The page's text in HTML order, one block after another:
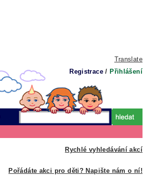
Translate
Registrace / Přihlášení
Rychlé vyhledávání akcí
Pořádáte akci pro děti? Napište nám o ní!